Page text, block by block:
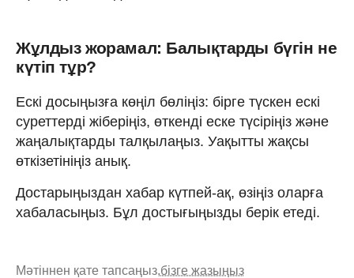
Жұлдыз жорамал: Балықтарды бүгін не
күтіп тұр?
Ескі досыңызға көңіл бөліңіз: бірге түскен ескі
суреттерді жіберіңіз, өткенді еске түсіріңіз және
жаңалықтарды талқылаңыз. Уақытты жақсы
өткізетініңіз анық.
Достарыңыздан хабар күтпей-ақ, өзіңіз оларға
хабаласыңыз. Бұл достығыңызды берік етеді.
Мәтіннен қате тапсаңыз,бізге жазыңыз